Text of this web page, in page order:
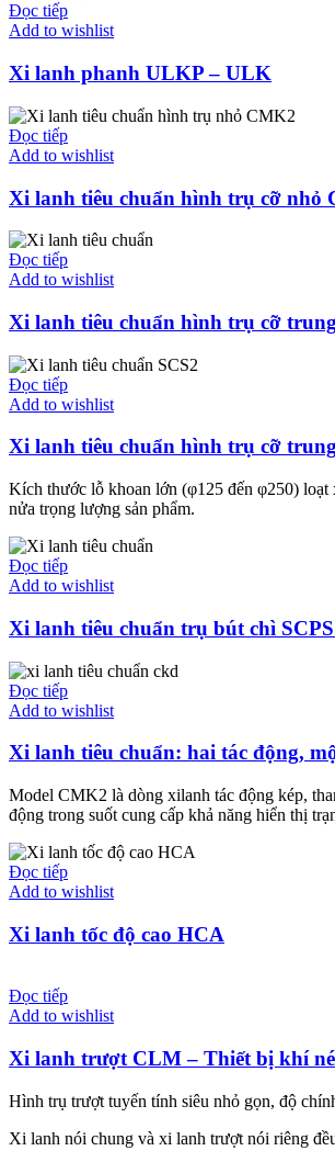
Đọc tiếp
Add to wishlist
Xi lanh phanh ULKP – ULK
Đọc tiếp
Add to wishlist
Xi lanh tiêu chuẩn hình trụ cỡ nhỏ
Đọc tiếp
Add to wishlist
Xi lanh tiêu chuẩn hình trụ cỡ
Đọc tiếp
Add to wishlist
Xi lanh tiêu chuẩn hình trụ cỡ
Kích thước lỗ khoan lớn (φ125 đến φ250) loạt
nửa trọng lượng sản phẩm.
Đọc tiếp
Add to wishlist
Xi lanh tiêu chuẩn trụ bút chì
Đọc tiếp
Add to wishlist
Xi lanh tiêu chuẩn: hai tác động,
Model CMK2 là dòng xilanh tác động kép,
động trong suốt cung cấp khả năng hiển thị
Đọc tiếp
Add to wishlist
Xi lanh tốc độ cao HCA
Đọc tiếp
Add to wishlist
Xi lanh trượt CLM – Thiết bị khí
Hình trụ trượt tuyến tính siêu nhỏ gọn, độ
Xi lanh nói chung và xi lanh trượt nói riêng